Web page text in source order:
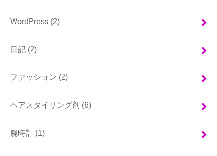
WordPress (2)
日記 (2)
ファッション (2)
ヘアスタイリング剤 (6)
腕時計 (1)